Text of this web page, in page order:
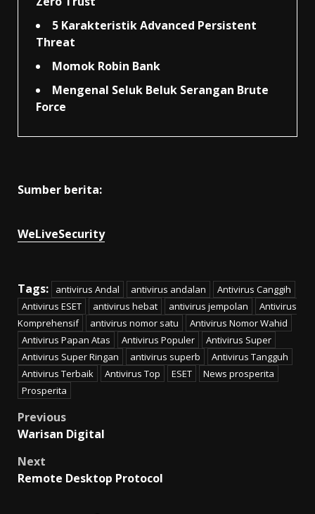
5 Karakteristik Advanced Persistent
Threat
Momok Robin Bank
Mengenal Seluk Beluk Serangan Brute
Force
Sumber berita:
WeLiveSecurity
Tags: antivirus Andal antivirus andalan
Antivirus Canggih
Antivirus ESET
antivirus hebat antivirus jempolan
Antivirus
Komprehensif
antivirus nomor satu
Antivirus Nomor Wahid
Antivirus Papan Atas
Antivirus Populer
Antivirus Super
Antivirus Super Ringan
antivirus superb
Antivirus Tangguh
Antivirus Terbaik
Antivirus Top ESET
News prosperita
Prosperita
Post
navigation
Previous
Warisan Digital
Next
Remote Desktop Protocol